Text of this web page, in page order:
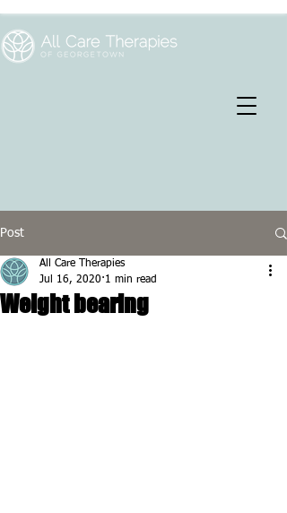
Post
Weight bearing
All Care Therapies
Jul 16, 2020 1 min read